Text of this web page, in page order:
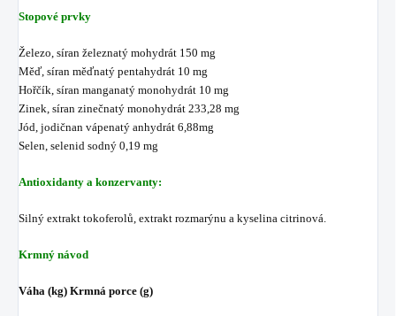
Stopové prvky
Železo, síran železnatý mohydrát 150 mg
Měď, síran měďnatý pentahydrát 10 mg
Hořčík, síran manganatý monohydrát 10 mg
Zinek, síran zinečnatý monohydrát 233,28 mg
Jód, jodičnan vápenatý anhydrát 6,88mg
Selen, selenid sodný 0,19 mg
Antioxidanty a konzervanty:
Silný extrakt tokoferolů, extrakt rozmarýnu a kyselina citrinová.
Krmný návod
Váha (kg) Krmná porce (g)